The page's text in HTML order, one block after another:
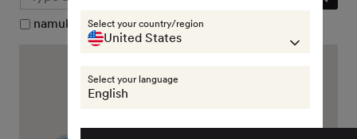
namuk Retailer namuk Test Center
Select your country/region
United States
Select your language
English